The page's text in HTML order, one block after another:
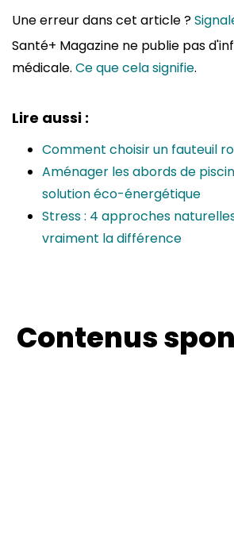
Une erreur dans cet article ?
Santé+ Magazine ne publie pas
médicale. Ce que cela signifie.
Lire aussi :
Comment choisir un fauteuil
Aménager les abords de
solution éco-énergétique
Stress : 4 approches
vraiment la différence
Contenus